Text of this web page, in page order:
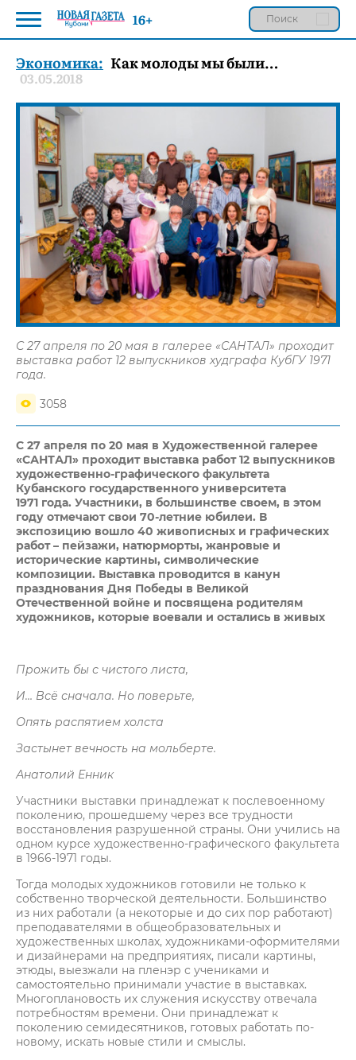
Экономика: Как молоды мы были…
03.05.2018
С 27 апреля по 20 мая в галерее «САНТАЛ» проходит
выставка работ 12 выпускников худграфа КубГУ 1971
года.
3058
С 27 апреля по 20 мая в Художественной галерее
«САНТАЛ» проходит выставка работ 12 выпускников
художественно-графического факультета
Кубанского государственного университета
1971 года. Участники, в большинстве своем, в этом
году отмечают свои 70-летние юбилеи. В
экспозицию вошло 40 живописных и графических
работ – пейзажи, натюрморты, жанровые и
исторические картины, символические
композиции. Выставка проводится в канун
празднования Дня Победы в Великой
Отечественной войне и посвящена родителям
художников, которые воевали и остались в живых
Прожить бы с чистого листа,
И… Всё сначала. Но поверьте,
Опять распятием холста
Застынет вечность на мольберте.
Анатолий Енник
Участники выставки принадлежат к послевоенному
поколению, прошедшему через все трудности
восстановления разрушенной страны. Они учились на
одном курсе художественно-графического факультета
в 1966-1971 годы.
Тогда молодых художников готовили не только к
собственно творческой деятельности. Большинство
из них работали (а некоторые и до сих пор работают)
преподавателями в общеобразовательных и
художественных школах, художниками-оформителями
и дизайнерами на предприятиях, писали картины,
этюды, выезжали на пленэр с учениками и
самостоятельно принимали участие в выставках.
Многоплановость их служения искусству отвечала
потребностям времени. Они принадлежат к
поколению семидесятников, готовых работать по-
новому, искать новые стили и смыслы.
16+